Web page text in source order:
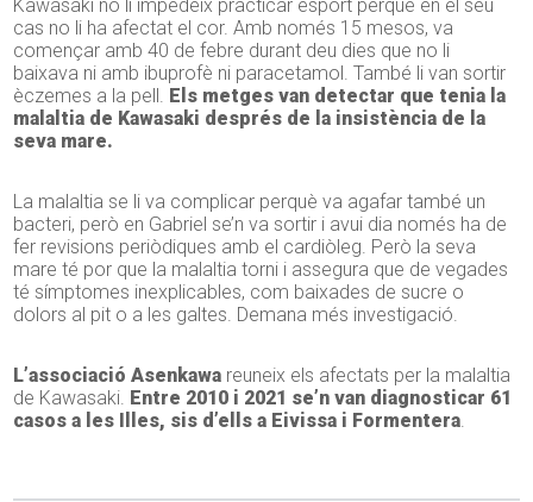
Kawasaki no li impedeix practicar esport perquè en el seu
cas no li ha afectat el cor. Amb només 15 mesos, va
començar amb 40 de febre durant deu dies que no li
baixava ni amb ibuprofè ni paracetamol. També li van sortir
èczemes a la pell. Els metges van detectar que tenia la
malaltia de Kawasaki després de la insistència de la
seva mare.
La malaltia se li va complicar perquè va agafar també un
bacteri, però en Gabriel se’n va sortir i avui dia només ha de
fer revisions periòdiques amb el cardiòleg. Però la seva
mare té por que la malaltia torni i assegura que de vegades
té símptomes inexplicables, com baixades de sucre o
dolors al pit o a les galtes. Demana més investigació.
L’associació Asenkawa reuneix els afectats per la malaltia
de Kawasaki. Entre 2010 i 2021 se’n van diagnosticar 61
casos a les Illes, sis d’ells a Eivissa i Formentera.